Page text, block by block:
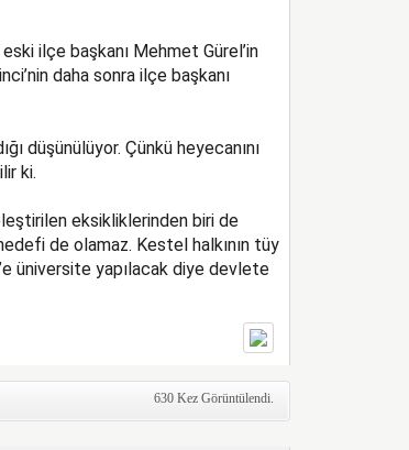
ilçe başkanı Mehmet Gürel’in
daha sonra ilçe başkanı
düşünülüyor. Çünkü heyecanını
ki.
eksikliklerinden biri de
de olamaz. Kestel halkının tüy
üniversite yapılacak diye devlete
630 Kez Görüntülendi.